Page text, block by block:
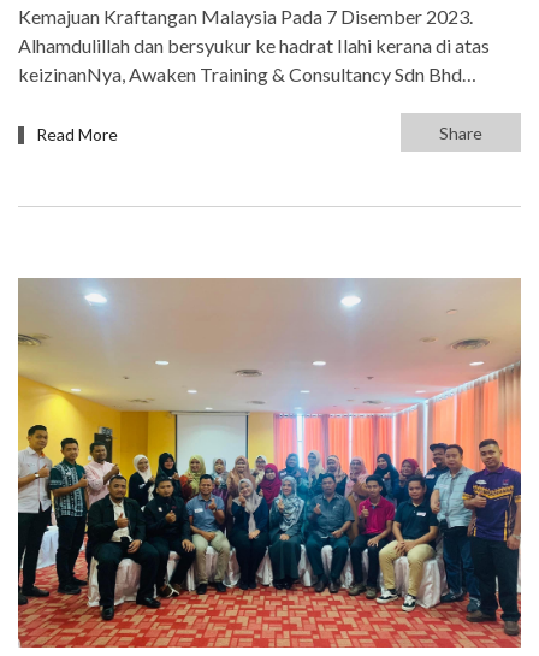
Kemajuan Kraftangan Malaysia Pada 7 Disember 2023.
Alhamdulillah dan bersyukur ke hadrat Ilahi kerana di atas
keizinanNya, Awaken Training & Consultancy Sdn Bhd…
Read More Share